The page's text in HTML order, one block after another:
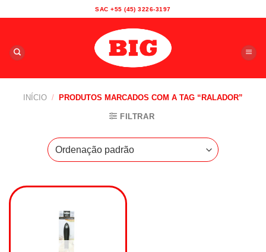
to
SAC +55 (45) 3226-3197
INÍCIO / PRODUTOS MARCADOS COM A TAG “RALADOR”
FILTRAR